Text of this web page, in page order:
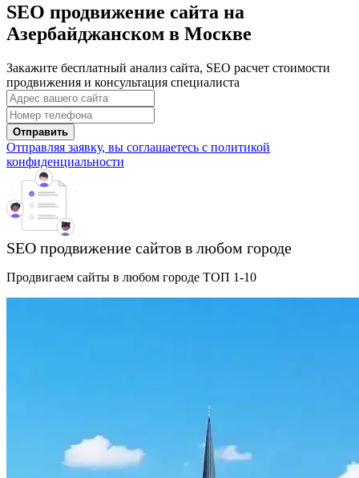
SEO продвижение сайта на
Азербайджанском в Москве
Закажите бесплатный анализ сайта, SEO расчет стоимости
продвижения и консультация специалиста
Отправить
Отправляя заявку, вы соглашаетесь с политикой
конфиденциальности
SEO продвижение сайтов в любом городе
Продвигаем сайты в любом городе ТОП 1-10